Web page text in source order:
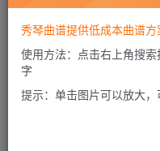
秀琴曲谱提供低成本曲谱
使用方法：点击右上角搜
字
提示：单击图片可以放大